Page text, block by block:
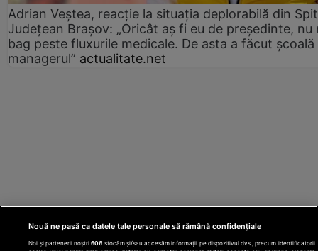
Adrian Veștea, reacție la situația deplorabilă din
Județean Brașov: „Oricât aș fi eu de președinte, nu
bag peste fluxurile medicale. De asta a făcut școală
managerul” actualitate.net
Nouă ne pasă ca datele tale personale să rămână confidențiale
Noi și partenerii noștri606 stocăm și/sau accesăm informații pe dispozitivul dvs., precum identificatorii